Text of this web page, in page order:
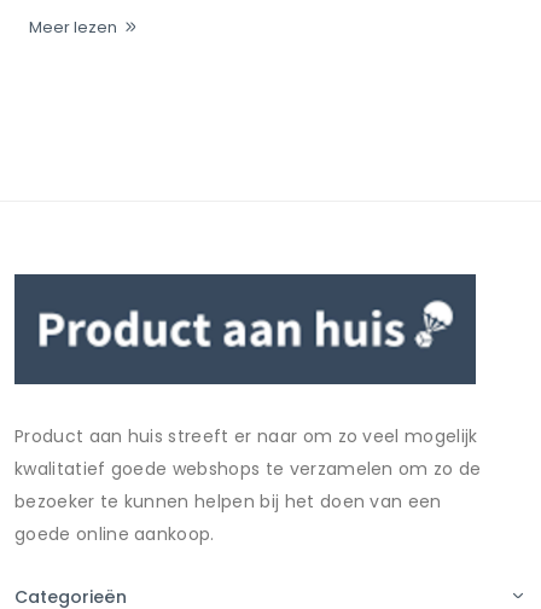
Meer lezen
Product aan huis streeft er naar om zo veel mogelijk
kwalitatief goede webshops te verzamelen om zo de
bezoeker te kunnen helpen bij het doen van een
goede online aankoop.
Categorieën